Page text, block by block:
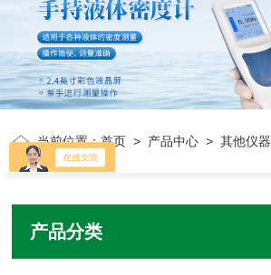
当前位置：首页 > 产品中心 >其他仪器
产品分类